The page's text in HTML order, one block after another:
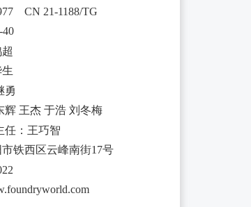
CN 21-1188/TG
40
勇
辉 王杰 于浩 刘冬梅
任：王巧智
铁西区云峰南街17号